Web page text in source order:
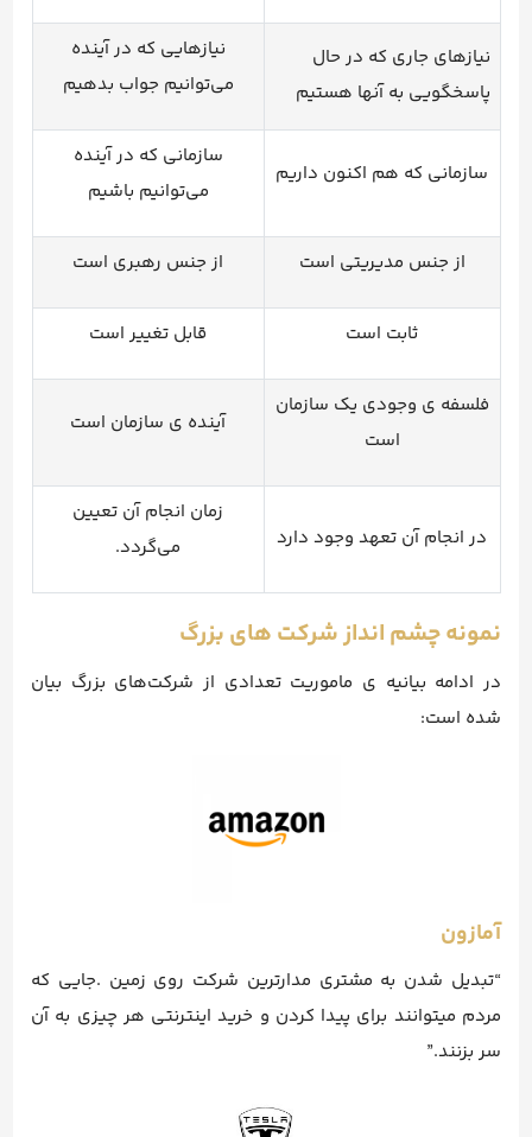
نیازهای جاری که در حال
پاسخگویی به آنها هستیم
نیازهایی که در آینده
می‌توانیم جواب بدهیم
سازمانی که هم اکنون داریم
سازمانی که در آینده
می‌توانیم باشیم
از جنس مدیریتی است از جنس رهبری است
ثابت است قابل تغییر است
فلسفه ی وجودی یک سازمان
است
آینده ی سازمان است
در انجام آن تعهد وجود دارد
زمان انجام آن تعیین
می‌گردد.
نمونه چشم انداز شرکت های بزرگ
در ادامه بیانیه ی ماموریت تعدادی از شرکت‌های بزرگ بیان
شده است:
آمازون
“تبدیل شدن به مشتری مدارترین شرکت روی زمین .جایی که
مردم میتوانند برای پیدا کردن و خرید اینترنتی هر چیزی به آن
سر بزنند.”